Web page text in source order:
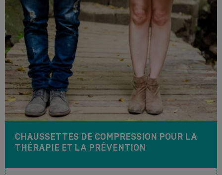
CHAUSSETTES DE COMPRESSION POUR LA
THÉRAPIE ET LA PRÉVENTION